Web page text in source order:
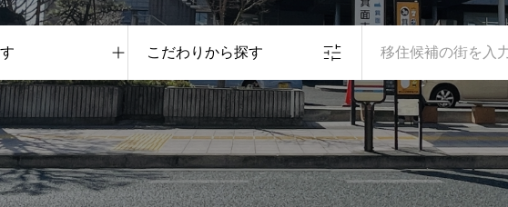
こだわりから探す